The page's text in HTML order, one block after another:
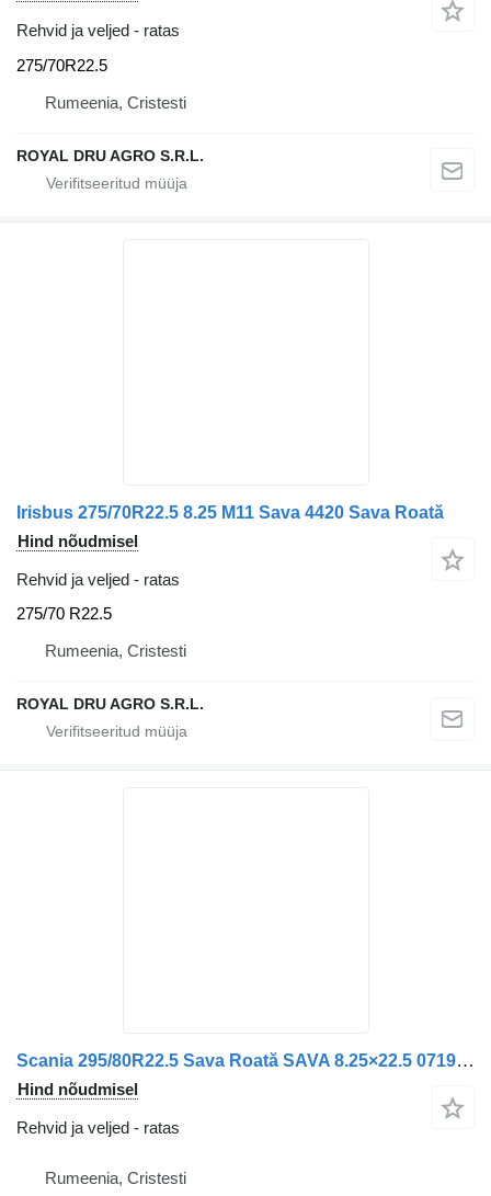
Rehvid ja veljed - ratas
275/70R22.5
Rumeenia, Cristesti
ROYAL DRU AGRO S.R.L.
Irisbus 275/70R22.5 8.25 M11 Sava 4420 Sava Roată
Hind nõudmisel
Rehvid ja veljed - ratas
275/70 R22.5
Rumeenia, Cristesti
ROYAL DRU AGRO S.R.L.
Scania 295/80R22.5 Sava Roată SAVA 8.25×22.5 0719 26.10.23
Hind nõudmisel
Rehvid ja veljed - ratas
Rumeenia, Cristesti